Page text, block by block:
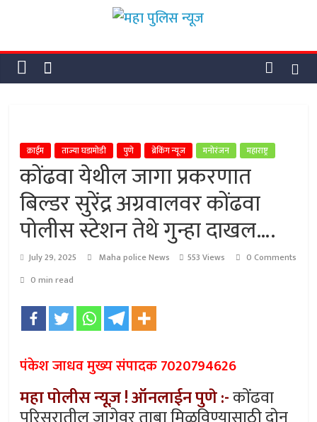
content
महा
पुलिस
महा
पुलिस
न्यूज
क्राईम ताज्या घडामोडी पुणे ब्रेकिंग न्यूज मनोरंजन महाराष्ट्र
कोंढवा येथील जागा प्रकरणात
बिल्डर सुरेंद्र अग्रवालवर कोंढवा
पोलीस स्टेशन तेथे गुन्हा दाखल….
July 29, 2025 Maha police News 553 Views
0 Comments
0 min read
पंकेश जाधव मुख्य संपादक 7020794626
महा पोलीस न्यूज़ ! ऑनलाईन पुणे :-कोंढवा